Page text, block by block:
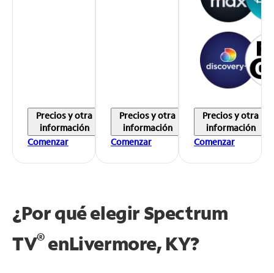
Precios y otra
información
Comenzar
Precios y otra
información
Comenzar
Precios y otra
información
Comenzar
¿Por qué elegir Spectrum
TV®enLivermore, KY?